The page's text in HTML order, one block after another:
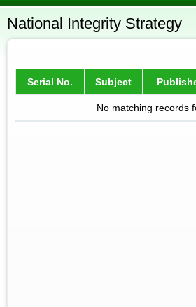
National Integrity Strategy
Serial No. Subject
No matching records